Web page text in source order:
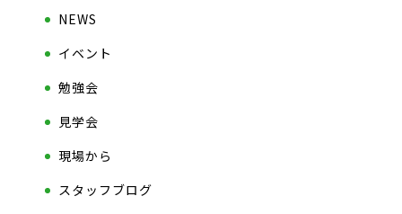
NEWS
イベント
勉強会
見学会
現場から
スタッフブログ